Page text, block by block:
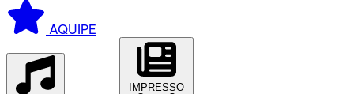
AQUIPE
IMPRESSO